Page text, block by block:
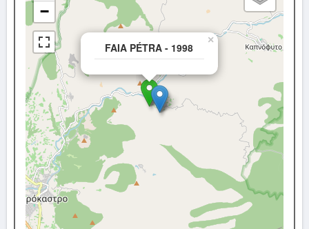
FAIA PÉTRA - 1998
×
−